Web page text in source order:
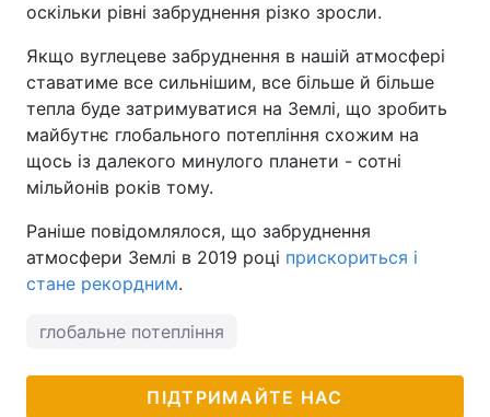
оскільки рівні забруднення різко зросли.
Якщо вуглецеве забруднення в нашій атмосфері
ставатиме все сильнішим, все більше й більше
тепла буде затримуватися на Землі, що зробить
майбутнє глобального потепління схожим на
щось із далекого минулого планети - сотні
мільйонів років тому.
Раніше повідомлялося, що забруднення
атмосфери Землі в 2019 році прискориться і
стане рекордним.
глобальне потепління
ПІДТРИМАЙТЕ НАС